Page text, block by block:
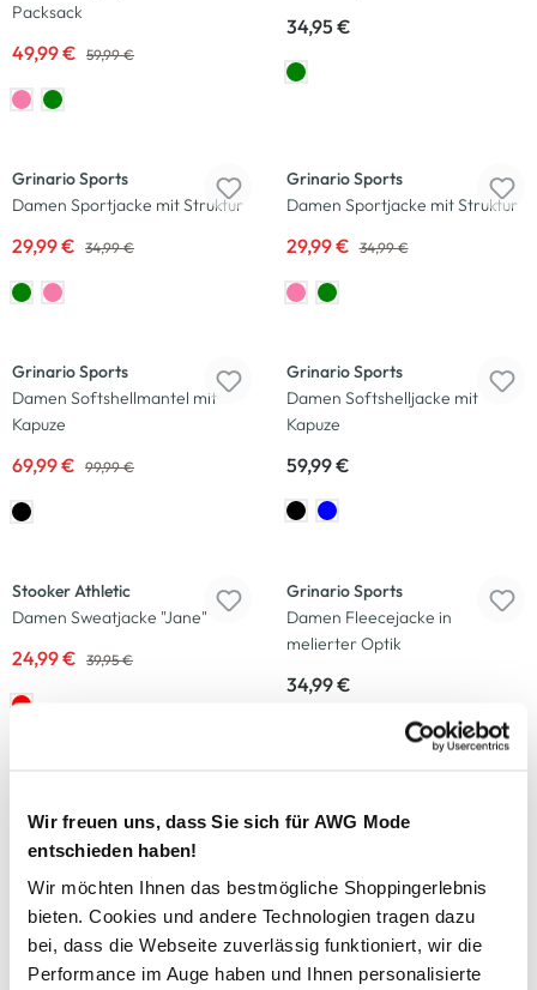
Wir freuen uns, dass Sie sich für AWG Mode
entschieden haben!
Wir möchten Ihnen das bestmögliche Shoppingerlebnis
bieten. Cookies und andere Technologien tragen dazu
bei, dass die Webseite zuverlässig funktioniert, wir die
Performance im Auge haben und Ihnen personalisierte
Packsack
49,99 € 59,99 €
34,95 €
Grinario Sports
Damen Sportjacke mit Struktur
29,99 € 34,99 €
Grinario Sports
Damen Sportjacke mit Struktur
29,99 € 34,99 €
Grinario Sports
Damen Softshellmantel mit
Kapuze
69,99 € 99,99 €
Grinario Sports
Damen Softshelljacke mit
Kapuze
59,99 €
Stooker Athletic
Damen Sweatjacke "Jane"
24,99 € 39,95 €
Grinario Sports
Damen Fleecejacke in
melierter Optik
34,99 €
Modeglück im Abo:
unser Newsletter